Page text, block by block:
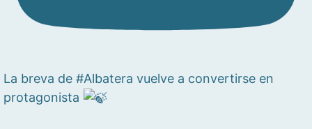
La breva de #Albatera vuelve a convertirse en
protagonista